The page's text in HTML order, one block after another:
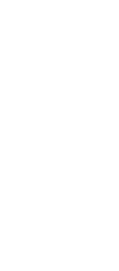
فروشنده هاست و
بر روی سرورهای
دیتاسنترهای کشور
امین هاست تا کنون
بوده است و طی